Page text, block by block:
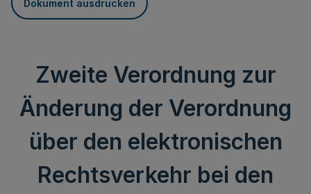
Dokument ausdrucken
Zweite Verordnung zur
Änderung der Verordnung
über den elektronischen
Rechtsverkehr bei den